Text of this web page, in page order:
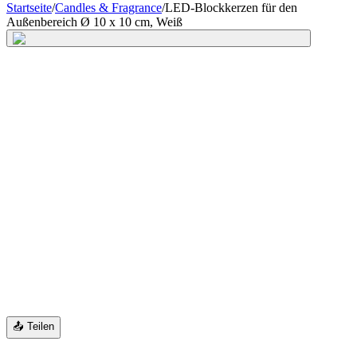
Startseite/Candles & Fragrance/LED-Blockkerzen für den
Außenbereich Ø 10 x 10 cm, Weiß
📤 Teilen